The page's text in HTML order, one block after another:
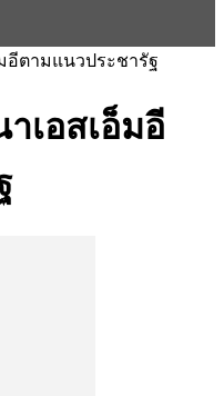
อีตามแนวประชารัฐ
เอสเอ็มอี